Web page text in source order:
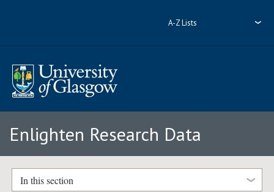
A-Z Lists
Enlighten Research Data
In this section